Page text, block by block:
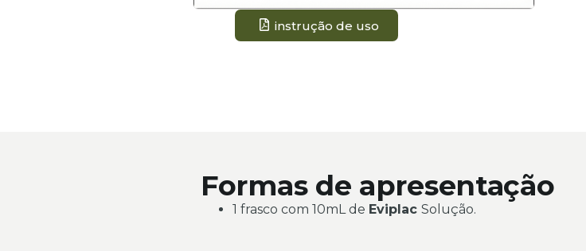
instrução de uso
Formas de apresentação
1 frasco com 10mL de Eviplac Solução.